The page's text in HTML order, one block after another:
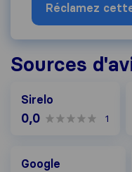
Réclamez
Sources
Sirelo
0,0 1
Google